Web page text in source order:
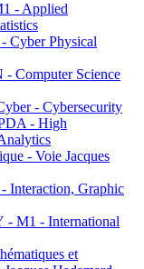
- Applied
Cyber Physical
Computer Science
- Cybersecurity
- High
- Voie Jacques
Graphic
M1 - International
et